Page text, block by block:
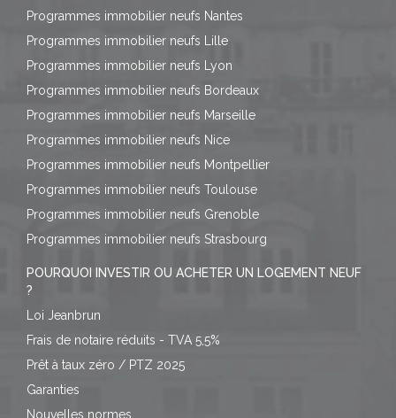
Programmes immobilier neufs Nantes
Programmes immobilier neufs Lille
Programmes immobilier neufs Lyon
Programmes immobilier neufs Bordeaux
Programmes immobilier neufs Marseille
Programmes immobilier neufs Nice
Programmes immobilier neufs Montpellier
Programmes immobilier neufs Toulouse
Programmes immobilier neufs Grenoble
Programmes immobilier neufs Strasbourg
POURQUOI INVESTIR OU ACHETER UN LOGEMENT NEUF
?
Loi Jeanbrun
Frais de notaire réduits - TVA 5,5%
Prêt à taux zéro / PTZ 2025
Garanties
Nouvelles normes